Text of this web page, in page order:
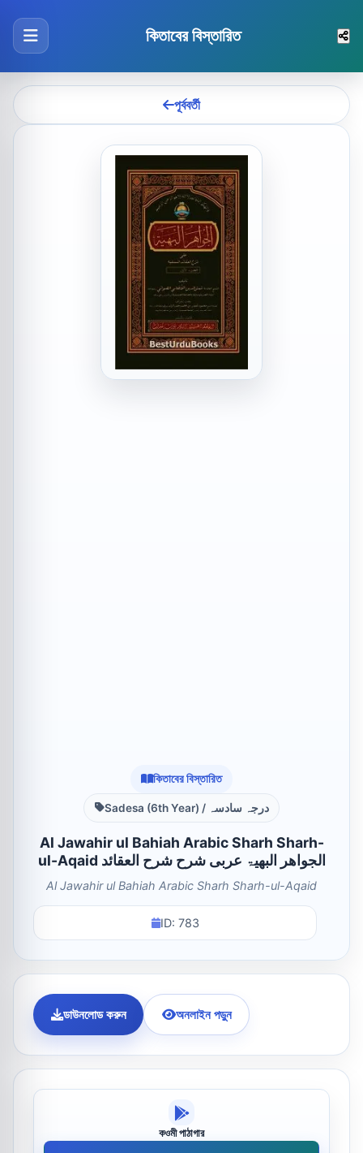
কিতাবের বিস্তারিত
পূর্ববর্তী
কিতাবের বিস্তারিত
Sadesa (6th Year) / درجہ سادسہ
Al Jawahir ul Bahiah Arabic Sharh Sharh-
ul-Aqaid الجواھر البھیۃ عربی شرح شرح العقائد
Al Jawahir ul Bahiah Arabic Sharh Sharh-ul-Aqaid
ID: 783
ডাউনলোড করুন অনলাইন পড়ুন
কওমী পাঠাগার